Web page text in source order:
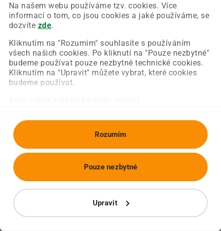
Na našem webu používáme tzv. cookies. Více
informací o tom, co jsou cookies a jaké používáme, se
dozvíte zde.
Kliknutím na "Rozumím" souhlasíte s používáním
všech našich cookies. Po kliknutí na "Pouze nezbytné"
budeme používat pouze nezbytné technické cookies.
Kliknutím na "Upravit" můžete vybrat, které cookies
budeme používat.
Rozumím
Upravit
Pouze nezbytné
Chyba nastala na naší straně a už ji opravujeme.
Zkuste prosím znovu načíst požadovanou stránku.
Obnovit stránku Úvodní strana